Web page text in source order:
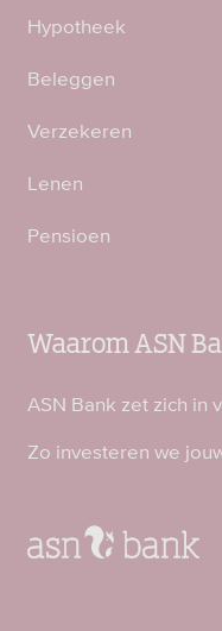
Hypotheek
Beleggen
Verzekeren
Lenen
Pensioen
Waarom ASN
ASN Bank zet zich
Zo investeren we